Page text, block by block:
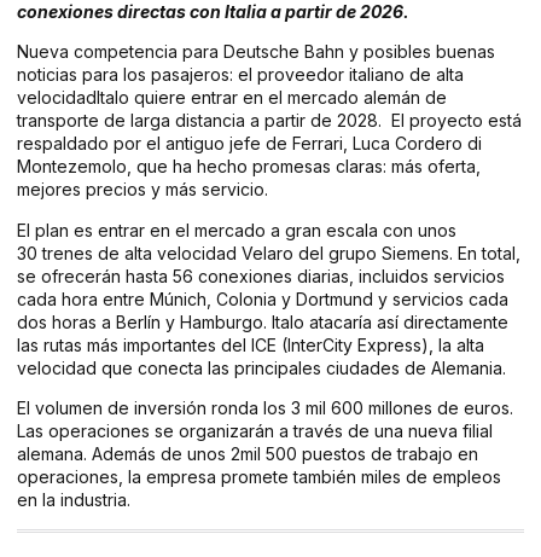
conexiones directas con Italia a partir de 2026.
Nueva competencia para Deutsche Bahn y posibles buenas
noticias para los pasajeros: el proveedor italiano de alta
velocidadItalo quiere entrar en el mercado alemán de
transporte de larga distancia a partir de 2028. El proyecto está
respaldado por el antiguo jefe de Ferrari, Luca Cordero di
Montezemolo, que ha hecho promesas claras: más oferta,
mejores precios y más servicio.
El plan es entrar en el mercado a gran escala con unos
30 trenes de alta velocidad Velaro del grupo Siemens. En total,
se ofrecerán hasta 56 conexiones diarias, incluidos servicios
cada hora entre Múnich, Colonia y Dortmund y servicios cada
dos horas a Berlín y Hamburgo. Italo atacaría así directamente
las rutas más importantes del ICE (InterCity Express), la alta
velocidad que conecta las principales ciudades de Alemania.
El volumen de inversión ronda los 3 mil 600 millones de euros.
Las operaciones se organizarán a través de una nueva filial
alemana. Además de unos 2mil 500 puestos de trabajo en
operaciones, la empresa promete también miles de empleos
en la industria.